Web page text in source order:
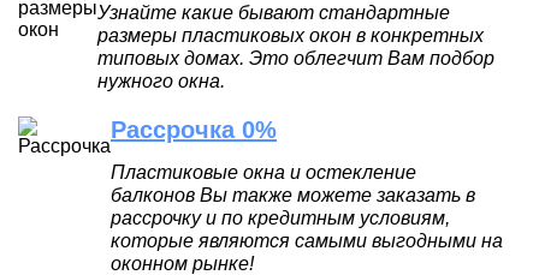
Узнайте какие бывают стандартные
размеры пластиковых окон в конкретных
типовых домах. Это облегчит Вам подбор
нужного окна.
Рассрочка 0%
Пластиковые окна и остекление
балконов Вы также можете заказать в
рассрочку и по кредитным условиям,
которые являются самыми выгодными на
оконном рынке!